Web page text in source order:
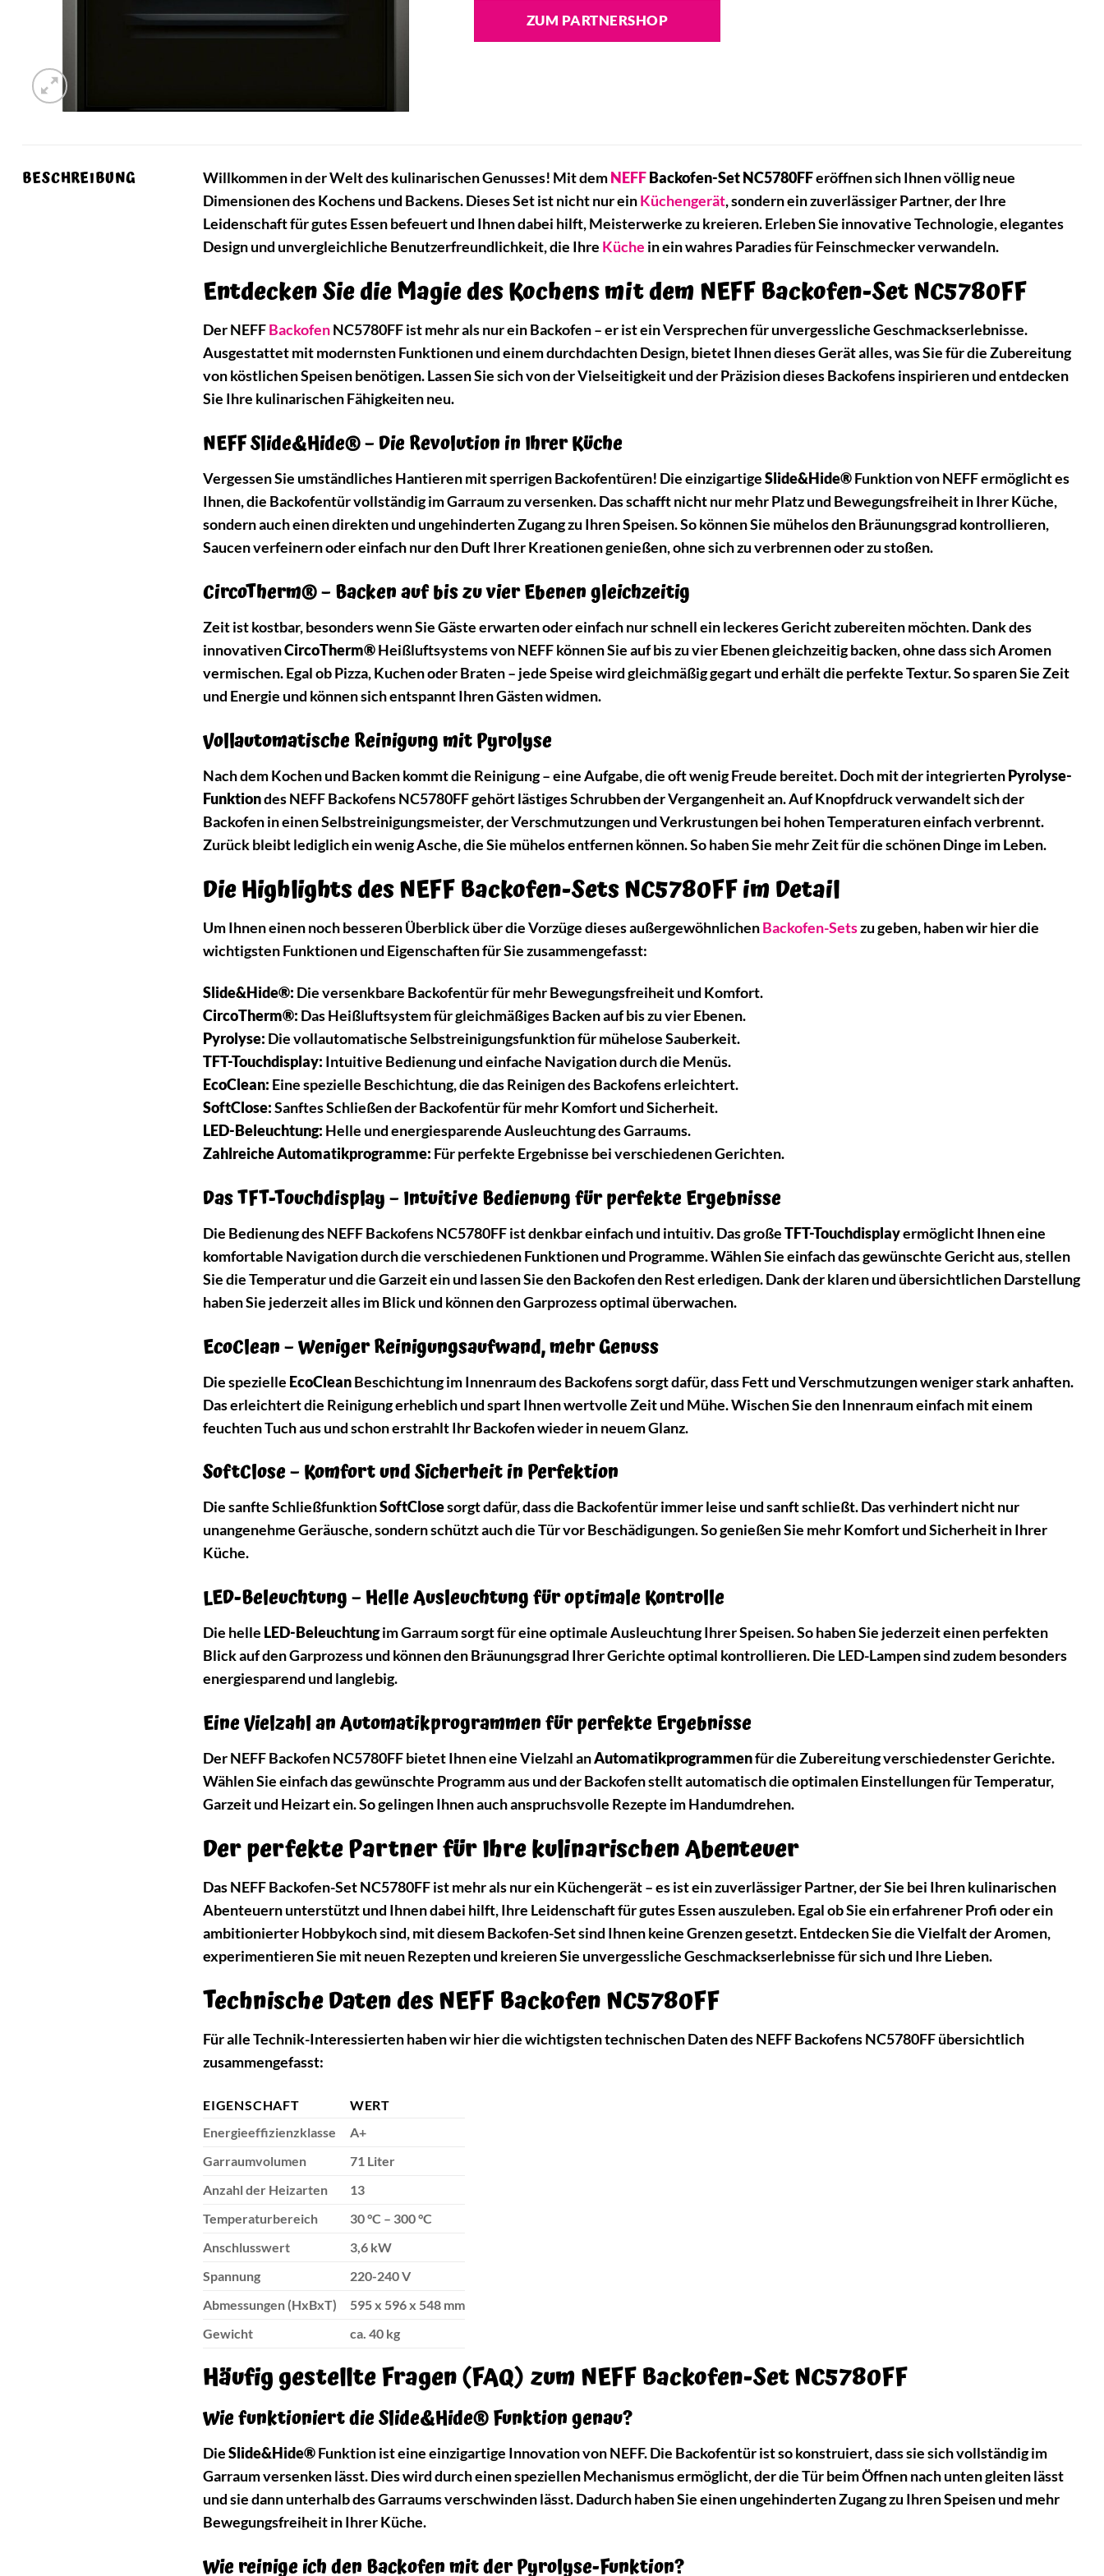
ZUM PARTNERSHOP
BESCHREIBUNG Willkommen in der Welt des kulinarischen Genusses! Mit dem NEFF Backofen-Set NC5780FFeröffnen sich Ihnen völlig neue
Dimensionen des Kochens und Backens. Dieses Set ist nicht nur einKüchengerät, sondern ein zuverlässiger Partner, der Ihre
Leidenschaft für gutes Essen befeuert und Ihnen dabei hilft, Meisterwerke zu kreieren. Erleben Sie innovative Technologie, elegantes
Design und unvergleichliche Benutzerfreundlichkeit, die Ihre Küche in ein wahres Paradies für Feinschmecker verwandeln.
Entdecken Sie die Magie des Kochens mit dem NEFF Backofen-Set NC5780FF
Der NEFFBackofenNC5780FF ist mehr als nur ein Backofen – er ist ein Versprechen für unvergessliche Geschmackserlebnisse.
Ausgestattet mit modernsten Funktionen und einem durchdachten Design, bietet Ihnen dieses Gerät alles, was Sie für die Zubereitung
von köstlichen Speisen benötigen. Lassen Sie sich von der Vielseitigkeit und der Präzision dieses Backofens inspirieren und entdecken
Sie Ihre kulinarischen Fähigkeiten neu.
NEFF Slide&Hide® – Die Revolution in Ihrer Küche
Vergessen Sie umständliches Hantieren mit sperrigen Backofentüren! Die einzigartigeSlide&Hide®Funktion von NEFF ermöglicht es
Ihnen, die Backofentür vollständig im Garraum zu versenken. Das schafft nicht nur mehr Platz und Bewegungsfreiheit in Ihrer Küche,
sondern auch einen direkten und ungehinderten Zugang zu Ihren Speisen. So können Sie mühelos den Bräunungsgrad kontrollieren,
Saucen verfeinern oder einfach nur den Duft Ihrer Kreationen genießen, ohne sich zu verbrennen oder zu stoßen.
CircoTherm® – Backen auf bis zu vier Ebenen gleichzeitig
Zeit ist kostbar, besonders wenn Sie Gäste erwarten oder einfach nur schnell ein leckeres Gericht zubereiten möchten. Dank des
innovativenCircoTherm®Heißluftsystems von NEFF können Sie auf bis zu vier Ebenen gleichzeitig backen, ohne dass sich Aromen
vermischen. Egal ob Pizza, Kuchen oder Braten – jede Speise wird gleichmäßig gegart und erhält die perfekte Textur. So sparen Sie Zeit
und Energie und können sich entspannt Ihren Gästen widmen.
Vollautomatische Reinigung mit Pyrolyse
Nach dem Kochen und Backen kommt die Reinigung – eine Aufgabe, die oft wenig Freude bereitet. Doch mit der integrierten Pyrolyse-
Funktiondes NEFF Backofens NC5780FF gehört lästiges Schrubben der Vergangenheit an. Auf Knopfdruck verwandelt sich der
Backofen in einen Selbstreinigungsmeister, der Verschmutzungen und Verkrustungen bei hohen Temperaturen einfach verbrennt.
Zurück bleibt lediglich ein wenig Asche, die Sie mühelos entfernen können. So haben Sie mehr Zeit für die schönen Dinge im Leben.
Die Highlights des NEFF Backofen-Sets NC5780FF im Detail
Um Ihnen einen noch besseren Überblick über die Vorzüge dieses außergewöhnlichenBackofen-Setszu geben, haben wir hier die
wichtigsten Funktionen und Eigenschaften für Sie zusammengefasst:
Slide&Hide®: Die versenkbare Backofentür für mehr Bewegungsfreiheit und Komfort.
CircoTherm®: Das Heißluftsystem für gleichmäßiges Backen auf bis zu vier Ebenen.
Pyrolyse: Die vollautomatische Selbstreinigungsfunktion für mühelose Sauberkeit.
TFT-Touchdisplay: Intuitive Bedienung und einfache Navigation durch die Menüs.
EcoClean: Eine spezielle Beschichtung, die das Reinigen des Backofens erleichtert.
SoftClose:Sanftes Schließen der Backofentür für mehr Komfort und Sicherheit.
LED-Beleuchtung: Helle und energiesparende Ausleuchtung des Garraums.
Zahlreiche Automatikprogramme: Für perfekte Ergebnisse bei verschiedenen Gerichten.
Das TFT-Touchdisplay – Intuitive Bedienung für perfekte Ergebnisse
Die Bedienung des NEFF Backofens NC5780FF ist denkbar einfach und intuitiv. Das großeTFT-Touchdisplayermöglicht Ihnen eine
komfortable Navigation durch die verschiedenen Funktionen und Programme. Wählen Sie einfach das gewünschte Gericht aus, stellen
Sie die Temperatur und die Garzeit ein und lassen Sie den Backofen den Rest erledigen. Dank der klaren und übersichtlichen Darstellung
haben Sie jederzeit alles im Blick und können den Garprozess optimal überwachen.
EcoClean – Weniger Reinigungsaufwand, mehr Genuss
Die spezielle EcoCleanBeschichtung im Innenraum des Backofens sorgt dafür, dass Fett und Verschmutzungen weniger stark anhaften.
Das erleichtert die Reinigung erheblich und spart Ihnen wertvolle Zeit und Mühe. Wischen Sie den Innenraum einfach mit einem
feuchten Tuch aus und schon erstrahlt Ihr Backofen wieder in neuem Glanz.
SoftClose – Komfort und Sicherheit in Perfektion
Die sanfte SchließfunktionSoftClosesorgt dafür, dass die Backofentür immer leise und sanft schließt. Das verhindert nicht nur
unangenehme Geräusche, sondern schützt auch die Tür vor Beschädigungen. So genießen Sie mehr Komfort und Sicherheit in Ihrer
Küche.
LED-Beleuchtung – Helle Ausleuchtung für optimale Kontrolle
Die helle LED-Beleuchtungim Garraum sorgt für eine optimale Ausleuchtung Ihrer Speisen. So haben Sie jederzeit einen perfekten
Blick auf den Garprozess und können den Bräunungsgrad Ihrer Gerichte optimal kontrollieren. Die LED-Lampen sind zudem besonders
energiesparend und langlebig.
Eine Vielzahl an Automatikprogrammen für perfekte Ergebnisse
Der NEFF Backofen NC5780FF bietet Ihnen eine Vielzahl anAutomatikprogrammenfür die Zubereitung verschiedenster Gerichte.
Wählen Sie einfach das gewünschte Programm aus und der Backofen stellt automatisch die optimalen Einstellungen für Temperatur,
Garzeit und Heizart ein. So gelingen Ihnen auch anspruchsvolle Rezepte im Handumdrehen.
Der perfekte Partner für Ihre kulinarischen Abenteuer
Das NEFF Backofen-Set NC5780FF ist mehr als nur ein Küchengerät – es ist ein zuverlässiger Partner, der Sie bei Ihren kulinarischen
Abenteuern unterstützt und Ihnen dabei hilft, Ihre Leidenschaft für gutes Essen auszuleben. Egal ob Sie ein erfahrener Profi oder ein
ambitionierter Hobbykoch sind, mit diesem Backofen-Set sind Ihnen keine Grenzen gesetzt. Entdecken Sie die Vielfalt der Aromen,
experimentieren Sie mit neuen Rezepten und kreieren Sie unvergessliche Geschmackserlebnisse für sich und Ihre Lieben.
Technische Daten des NEFF Backofen NC5780FF
Für alle Technik-Interessierten haben wir hier die wichtigsten technischen Daten des NEFF Backofens NC5780FF übersichtlich
zusammengefasst:
EIGENSCHAFT
WERT
Energieeffizienzklasse
A+
Garraumvolumen
71 Liter
Anzahl der Heizarten
13
Temperaturbereich
30 °C – 300 °C
Anschlusswert
3,6 kW
Spannung
220-240 V
Abmessungen (HxBxT)
595 x 596 x 548 mm
Gewicht
ca. 40 kg
Häufig gestellte Fragen (FAQ) zum NEFF Backofen-Set NC5780FF
Wie funktioniert die Slide&Hide® Funktion genau?
DieSlide&Hide®Funktion ist eine einzigartige Innovation von NEFF. Die Backofentür ist so konstruiert, dass sie sich vollständig im
Garraum versenken lässt. Dies wird durch einen speziellen Mechanismus ermöglicht, der die Tür beim Öffnen nach unten gleiten lässt
und sie dann unterhalb des Garraums verschwinden lässt. Dadurch haben Sie einen ungehinderten Zugang zu Ihren Speisen und mehr
Bewegungsfreiheit in Ihrer Küche.
Wie reinige ich den Backofen mit der Pyrolyse-Funktion?